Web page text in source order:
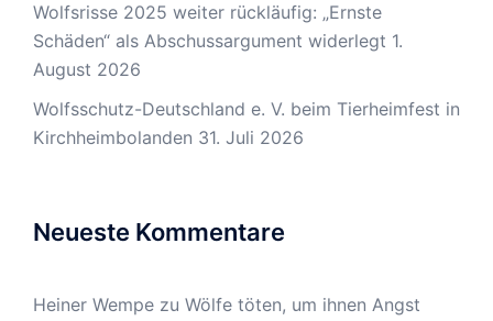
Wolfsrisse 2025 weiter rückläufig: „Ernste
Schäden“ als Abschussargument widerlegt 1.
August 2026
Wolfsschutz-Deutschland e. V. beim Tierheimfest in
Kirchheimbolanden 31. Juli 2026
Neueste Kommentare
Heiner Wempe zu Wölfe töten, um ihnen Angst